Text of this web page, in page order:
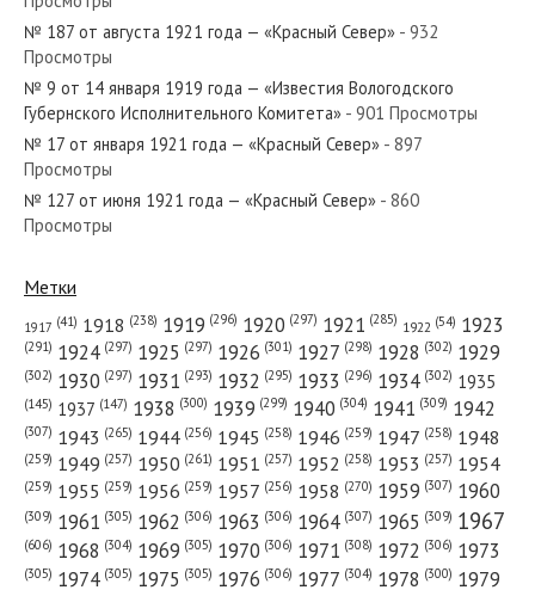
№ 293 от декабря 1960 года —
«Красный Север»
№ 194 от сентября 1944 года —
№ 187 от августа 1921 года — «Красный Север» - 932
Просмотры
№ 9 от 14 января 1919 года — «Известия Вологодского
Губернского Исполнительного Комитета» - 901 Просмотры
№ 17 от января 1921 года — «Красный Север» - 897
Просмотры
№ 127 от июня 1921 года — «Красный Север» - 860
Просмотры
Метки
1917 (41) 1918 (238) 1919 (296) 1920 (297) 1921 (285) 1922 (54) 1923
(291) 1924 (297) 1925 (297) 1926 (301) 1927 (298) 1928 (302) 1929
(302) 1930 (297) 1931 (293) 1932 (295) 1933 (296) 1934 (302) 1935
(145) 1937 (147) 1938 (300) 1939 (299) 1940 (304) 1941 (309) 1942
(307) 1943 (265) 1944 (256) 1945 (258) 1946 (259) 1947 (258) 1948
(259) 1949 (257) 1950 (261) 1951 (257) 1952 (258) 1953 (257) 1954
(259) 1955 (259) 1956 (259) 1957 (256) 1958 (270) 1959 (307) 1960
(309) 1961 (305) 1962 (306) 1963 (306) 1964 (307) 1965 (309) 1967
(606) 1968 (304) 1969 (305) 1970 (306) 1971 (308) 1972 (306) 1973
(305) 1974 (305) 1975 (305) 1976 (306) 1977 (304) 1978 (300) 1979